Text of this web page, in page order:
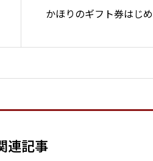
かほりのギフト券はじめ
連記事